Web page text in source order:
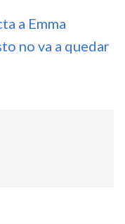
a Emma
no va a quedar